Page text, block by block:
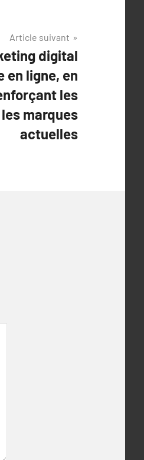
Article suivant
digital
en ligne, en
les
marques
actuelles